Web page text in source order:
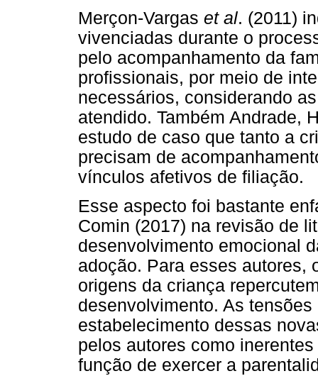
Merçon-Vargas et al. (2011)
vivenciadas durante o
pelo acompanhamento da
profissionais, por meio de
necessários, considerando
atendido. Também Andrade,
estudo de caso que tanto a
precisam de
vínculos afetivos de filiação.
Esse aspecto foi bastante
Comin (2017) na revisão de
desenvolvimento emocional
adoção. Para esses autores,
origens da criança
desenvolvimento. As
estabelecimento dessas
pelos autores como
função de exercer a